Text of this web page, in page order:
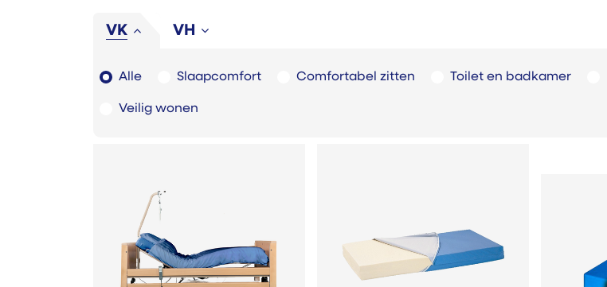
VK VH
Alle Slaapcomfort Comfortabel zitten Toilet en badkamer
Veilig wonen